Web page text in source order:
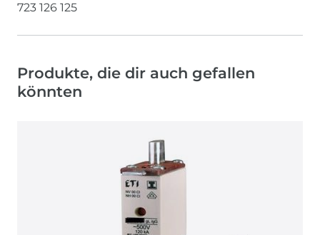
723 126 125
Produkte, die dir auch gefallen
könnten